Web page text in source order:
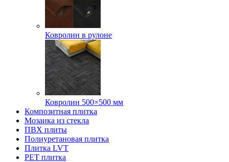
Ковролин в рулоне
Ковролин 500×500 мм
Композитная плитка
Мозаика из стекла
ПВХ плиты
Полиуретановая плитка
Плитка LVT
РЕТ плитка